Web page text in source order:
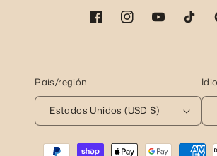
FacebookInstagramYouTubeTikTok
País/región
Estados Unidos (USD $)
Formas